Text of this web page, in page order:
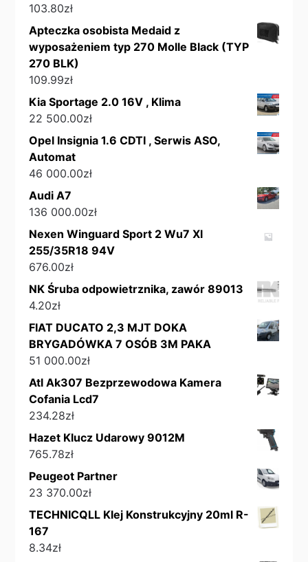
103.80zł
Apteczka osobista Medaid z
wyposażeniem typ 270 Molle Black (TYP
270 BLK)
109.99zł
Kia Sportage 2.0 16V , Klima
22 500.00zł
Opel Insignia 1.6 CDTI , Serwis ASO,
Automat
46 000.00zł
Audi A7
136 000.00zł
Nexen Winguard Sport 2 Wu7 Xl
255/35R18 94V
676.00zł
NK Śruba odpowietrznika, zawór 89013
4.20zł
FIAT DUCATO 2,3 MJT DOKA
BRYGADÓWKA 7 OSÓB 3M PAKA
51 000.00zł
Atl Ak307 Bezprzewodowa Kamera
Cofania Lcd7
234.28zł
Hazet Klucz Udarowy 9012M
765.78zł
Peugeot Partner
23 370.00zł
TECHNICQLL Klej Konstrukcyjny 20ml R-
167
8.34zł